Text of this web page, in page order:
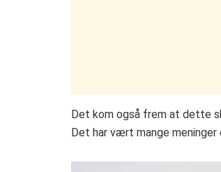
Det kom også frem at dette
Det har vært mange meninger